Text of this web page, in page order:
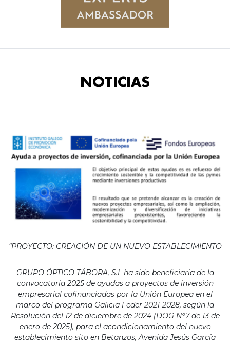
NOTICIAS
“PROYECTO: CREACIÓN DE UN NUEVO ESTABLECIMIENTO
GRUPO ÓPTICO TÁBORA, S.L ha sido beneficiaria de la
convocatoria 2025 de ayudas a proyectos de inversión
empresarial cofinanciadas por la Unión Europea en el
marco del programa Galicia Feder 2021-2028, según la
Resolución del 12 de diciembre de 2024 (DOG Nº7 de 13 de
enero de 2025), para el acondicionamiento del nuevo
establecimiento sito en Betanzos, Avenida Jesús García